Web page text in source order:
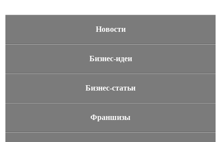
Новости
Бизнес-идеи
Бизнес-статьи
Франшизы